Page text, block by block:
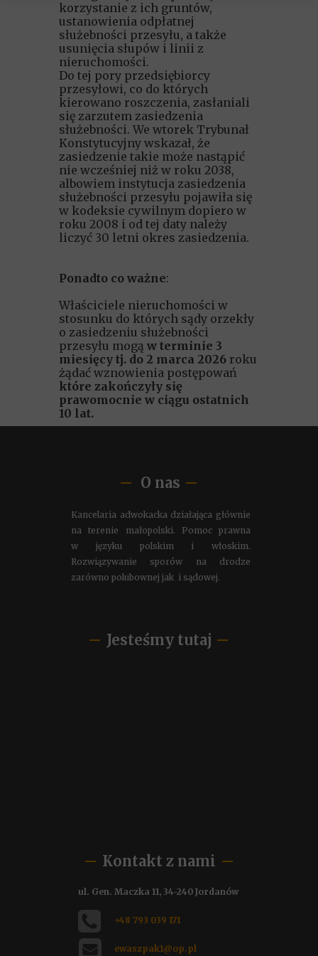
ul. Gen. Maczka 11, 34-240 Jordanów
+48 793 039 171
ewaszpak1@op.pl
Kontakt z nami
Jesteśmy tutaj
Kancelaria adwokacka działająca głównie
na terenie małopolski. Pomoc prawna
w języku polskim i włoskim.
Rozwiązywanie sporów na drodze
zarówno polubownej jak i sądowej.
O nas
korzystanie z ich gruntów,
ustanowienia odpłatnej
służebności przesyłu, a także
usunięcia słupów i linii z
nieruchomości.
Do tej pory przedsiębiorcy
przesyłowi, co do których
kierowano roszczenia, zasłaniali
się zarzutem zasiedzenia
służebności. We wtorek Trybunał
Konstytucyjny wskazał, że
zasiedzenie takie może nastąpić
nie wcześniej niż w roku 2038,
albowiem instytucja zasiedzenia
służebności przesyłu pojawiła się
w kodeksie cywilnym dopiero w
roku 2008 i od tej daty należy
liczyć 30 letni okres zasiedzenia.
Ponadto co ważne:
Właściciele nieruchomości w
stosunku do których sądy orzekły
o zasiedzeniu służebności
przesyłu mogą w terminie 3
miesięcy tj. do 2 marca 2026 roku
żądać wznowienia postępowań
które zakończyły się
prawomocnie w ciągu ostatnich
10 lat.